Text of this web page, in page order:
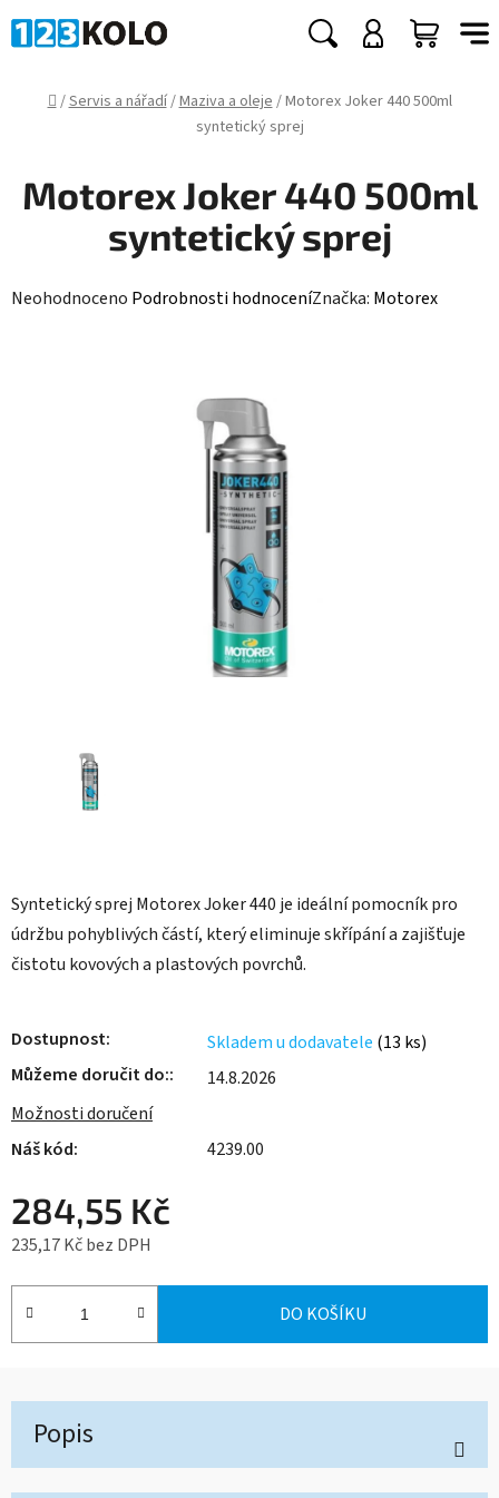
na
Hledat
KOŠÍK
Domů
/Servis a nářadí/Maziva a oleje/Motorex Joker 440 500ml
syntetický sprej
Syntetický sprej Motorex Joker 440 je ideální pomocník pro
údržbu pohyblivých částí, který eliminuje skřípání a zajišťuje
čistotu kovových a plastových povrchů.
Dostupnost Skladem u dodavatele (13 ks)
Můžeme doručit do:
14.8.2026
Možnosti doručení
4239.00
284,55 Kč
235,17 Kč bez DPH
Měrná cena:
DO KOŠÍKU
Motorex Joker 440 500ml
syntetický sprej
Průměrné
Neohodnoceno Podrobnosti hodnoceníZnačka: Motorex
Popis